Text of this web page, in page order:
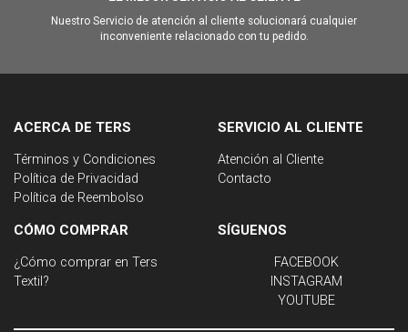
Nuestro Servicio de atención al cliente solucionará cualquier
inconveniente relacionado con tu pedido.
ACERCA DE TERS
Términos y Condiciones
Política de Privacidad
Política de Reembolso
SERVICIO AL CLIENTE
Atención al Cliente
Contacto
CÓMO COMPRAR
¿Cómo comprar en Ters
Textil?
SÍGUENOS
FACEBOOK
INSTAGRAM
YOUTUBE